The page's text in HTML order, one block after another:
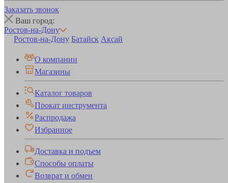
Заказать звонок
Ваш город:
Ростов-на-Дону
Ростов-на-Дону Батайск Аксай
О компании
Магазины
Каталог товаров
Прокат инструмента
Распродажа
Избранное
Доставка и подъем
Способы оплаты
Возврат и обмен